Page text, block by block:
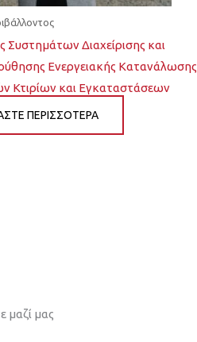
Συστημάτων Διαχείρισης και
Ενεργειακής Κατανάλωσης
Κτιρίων και Εγκαταστάσεων
ΠΕΡΙΣΣΌΤΕΡΑ
μαζί μας